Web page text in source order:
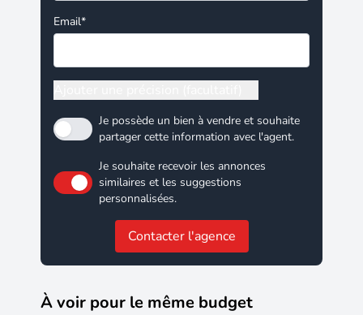
Email*
Je possède un bien à vendre et souhaite
partager cette information avec l'agent.
Je souhaite recevoir les annonces
similaires et les suggestions
personnalisées.
Contacter l'agence
À voir pour le même budget